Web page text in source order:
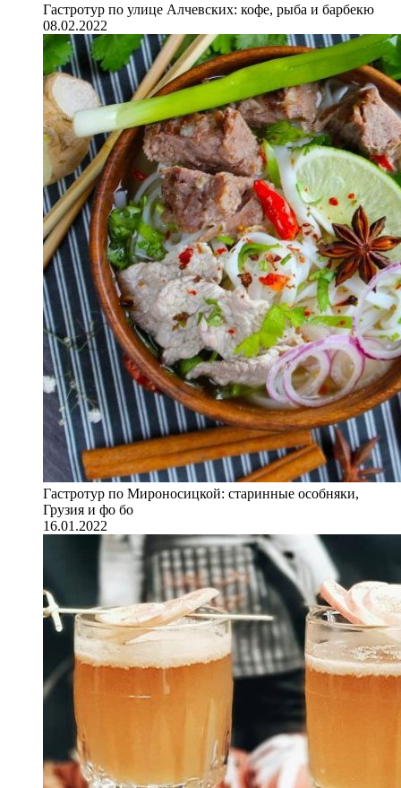
Гастротур по улице Алчевских: кофе, рыба и барбекю
08.02.2022
Гастротур по Мироносицкой: старинные особняки,
Грузия и фо бо
16.01.2022